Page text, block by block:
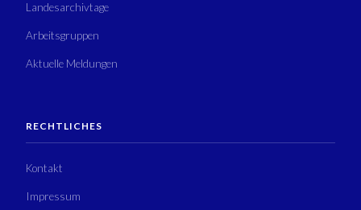
Landesarchivtage
Arbeitsgruppen
Aktuelle Meldungen
RECHTLICHES
Kontakt
Impressum